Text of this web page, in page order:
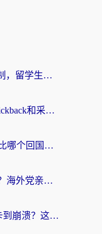
海外VPN中国：告别地域限制，留学生与华人如何轻松刷国内剧、玩国服？
海外党刷国内资源总卡？Quickback和采集蜂好用吗？这篇指南帮你避坑
ChickCN VPN和旋风VPN对比哪个回国效果更好？海外党亲测实用指南
ChickCN和Quickback哪个好？海外党亲测回国加速器，轻松解锁国内资源（附避坑指南）
华为手机在国外用国内App卡到崩溃？这篇加速器指南帮你无缝刷剧打游戏